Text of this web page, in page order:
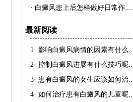
· 白癜风患上后怎样做好日常作....
最新阅读
1· 影响白癜风病情的因素有什么..
2· 控制白癜风进展有什么技巧呢..
3· 患有白癜风的女生应该如何治..
4· 如何治疗患有白癜风的儿童呢..